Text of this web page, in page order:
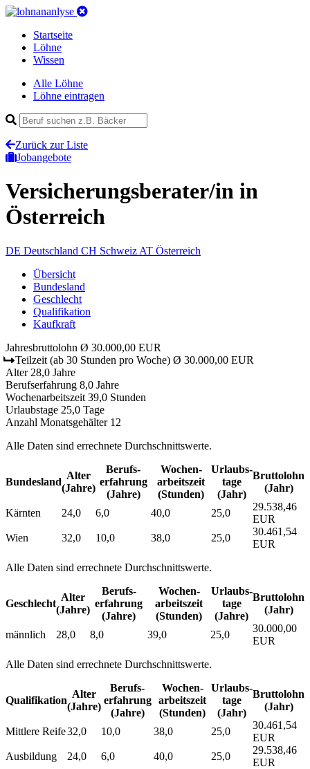
Startseite
Löhne
Wissen
Alle Löhne
Löhne eintragen
Zurück zur Liste
Jobangebote
Versicherungsberater/in in
Österreich
DE Deutschland CH Schweiz AT Österreich
Übersicht
Bundesland
Geschlecht
Qualifikation
Kaufkraft
Jahresbruttolohn Ø 30.000,00 EUR
Teilzeit (ab 30 Stunden pro Woche) Ø 30.000,00 EUR
Alter 28,0 Jahre
Berufserfahrung 8,0 Jahre
Wochenarbeitszeit 39,0 Stunden
Urlaubstage 25,0 Tage
Anzahl Monatsgehälter 12
Alle Daten sind errechnete Durchschnittswerte.
Bundesland
Alter
(Jahre)
Berufs­
erfahrung
(Jahre)
Wochen­
arbeitszeit
(Stunden)
Urlaubs­
tage
(Jahr)
Bruttolohn
(Jahr)
Kärnten 24,0 6,0 40,0 25,0
29.538,46
EUR
Wien
32,0 10,0 38,0 25,0
30.461,54
EUR
Alle Daten sind errechnete Durchschnittswerte.
Geschlecht
Alter
(Jahre)
Berufs­
erfahrung
(Jahre)
Wochen­
arbeitszeit
(Stunden)
Urlaubs­
tage
(Jahre)
Bruttolohn
(Jahr)
männlich 28,0 8,0 39,0 25,0
30.000,00
EUR
Alle Daten sind errechnete Durchschnittswerte.
Qualifikation
Alter
(Jahre)
Berufs­
erfahrung
(Jahre)
Wochen­
arbeitszeit
(Stunden)
Urlaubs­
tage
(Jahr)
Bruttolohn
(Jahr)
Mittlere Reife32,0 10,0 38,0 25,0
30.461,54
EUR
Ausbildung
24,0 6,0 40,0 25,0
29.538,46
EUR